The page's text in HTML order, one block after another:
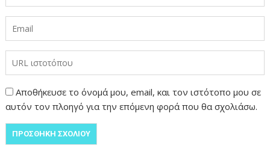
Αποθήκευσε το όνομά μου, email, και τον ιστότοπο μου σε
αυτόν τον πλοηγό για την επόμενη φορά που θα σχολιάσω.